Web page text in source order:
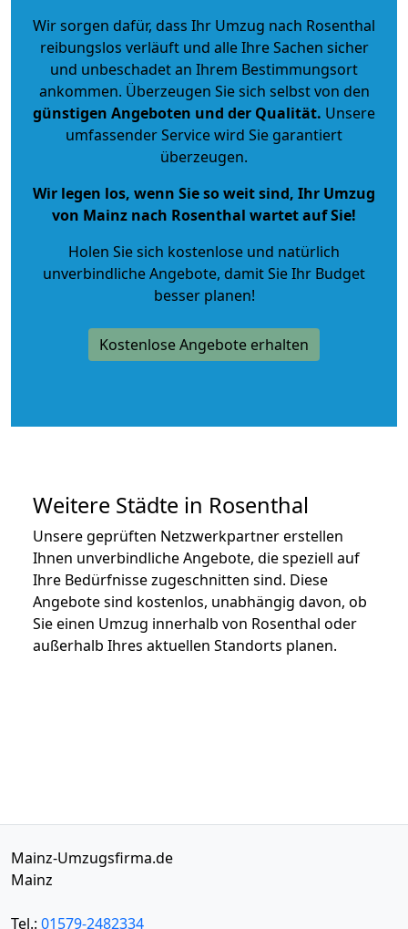
Wir sorgen dafür, dass Ihr Umzug nach Rosenthal
reibungslos verläuft und alle Ihre Sachen sicher
und unbeschadet an Ihrem Bestimmungsort
ankommen. Überzeugen Sie sich selbst von den
günstigen Angeboten und der Qualität. Unsere
umfassender Service wird Sie garantiert
überzeugen.
Wir legen los, wenn Sie so weit sind, Ihr Umzug
von Mainz nach Rosenthal wartet auf Sie!
Holen Sie sich kostenlose und natürlich
unverbindliche Angebote, damit Sie Ihr Budget
besser planen!
Kostenlose Angebote erhalten
Weitere Städte in Rosenthal
Unsere geprüften Netzwerkpartner erstellen
Ihnen unverbindliche Angebote, die speziell auf
Ihre Bedürfnisse zugeschnitten sind. Diese
Angebote sind kostenlos, unabhängig davon, ob
Sie einen Umzug innerhalb von Rosenthal oder
außerhalb Ihres aktuellen Standorts planen.
Mainz-Umzugsfirma.de
Mainz
Tel.: 01579-2482334